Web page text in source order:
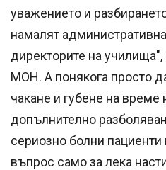
уважението и
намалят
директорите на
МОН. А понякога просто
чакане и губене на време
допълнително
сериозно болни пациенти
въпрос само за лека